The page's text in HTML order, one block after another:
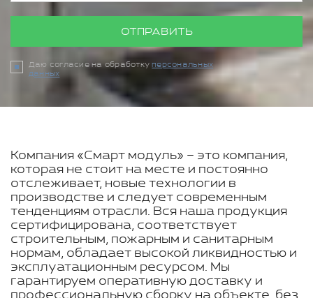
ОТПРАВИТЬ
Даю согласие на обработкуперсональных
данных
Компания «Смарт модуль» – это компания,
которая не стоит на месте и постоянно
отслеживает, новые технологии в
производстве и следует современным
тенденциям отрасли. Вся наша продукция
сертифицирована, соответствует
строительным, пожарным и санитарным
нормам, обладает высокой ликвидностью и
эксплуатационным ресурсом. Мы
гарантируем оперативную доставку и
профессиональную сборку на объекте, без